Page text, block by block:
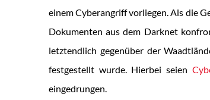
einem Cyberangriff vorliegen. Als die
Dokumenten aus dem Darknet
letztendlich gegenüber der
festgestellt wurde. Hierbei seien
eingedrungen.